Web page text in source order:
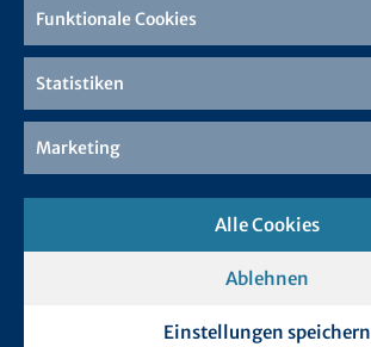
Funktionale Cookies
Statistiken
Marketing
Alle Cookies
Ablehnen
Einstellungen speichern